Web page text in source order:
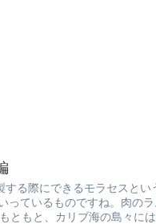
る際にできるモラセスとい
っているものですね。肉の
ともと、カリブ海の島々には